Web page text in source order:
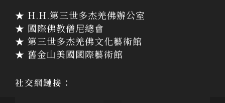
★ H.H.第三世多杰羌佛辦公室
★ 國際佛教僧尼總會
★ 第三世多杰羌佛文化藝術館
★ 舊金山美國國際藝術館
社交網鏈接：